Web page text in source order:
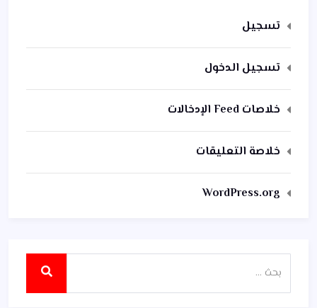
تسجيل
تسجيل الدخول
خلاصات Feed الإدخالات
خلاصة التعليقات
WordPress.org